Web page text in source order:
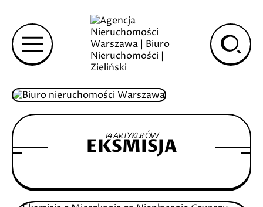
EKSMISJA
14 ARTYKUŁÓW